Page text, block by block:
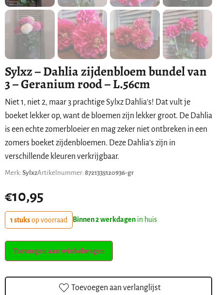
Sylxz – Dahlia zijdenbloem bundel van
3 – Geranium rood – L.56cm
Niet 1, niet 2, maar 3 prachtige Sylxz Dahlia’s! Dat vult je
boeket lekker op, want de bloemen zijn lekker groot. De Dahlia
is een echte zomerbloeier en mag zeker niet ontbreken in een
zomers boeket zijdenbloemen. Deze Dahlia’s zijn in
verschillende kleuren verkrijgbaar.
Merk: SylxzArtikelnummer: 8721335120936-gr
€10,95
1 stuksop voorraad Binnen 2 werkdagen in huis
Toevoegen aan winkelwagen
Toevoegen aan verlanglijst